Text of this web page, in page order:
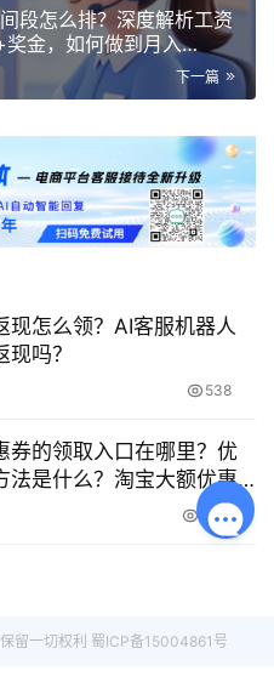
段怎么排？深度解析工资
金，如何做到月入
下一篇
现怎么领？AI客服机器人
吗？
538
券的领取入口在哪里？优
法是什么？淘宝大额优惠
攻略。
2.3K
留一切权利 蜀ICP备15004861号